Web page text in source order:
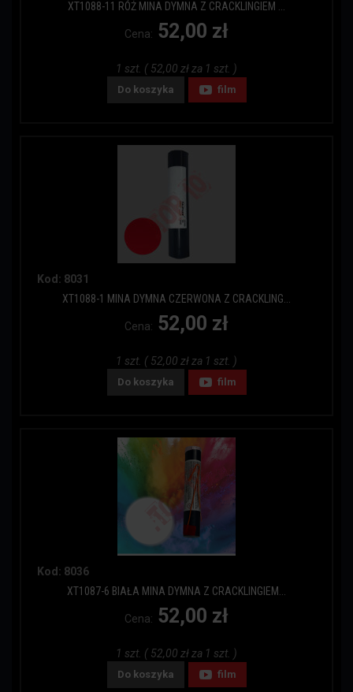
XT1088-11 RÓŻ MINA DYMNA Z CRACKLINGIEM ...
Cena: 52,00 zł
1 szt. ( 52,00 zł za 1 szt. )
Do koszyka film
Kod: 8031
XT1088-1 MINA DYMNA CZERWONA Z CRACKLING...
Cena: 52,00 zł
1 szt. ( 52,00 zł za 1 szt. )
Do koszyka film
Kod: 8036
XT1087-6 BIAŁA MINA DYMNA Z CRACKLINGIEM...
Cena: 52,00 zł
1 szt. ( 52,00 zł za 1 szt. )
Do koszyka film